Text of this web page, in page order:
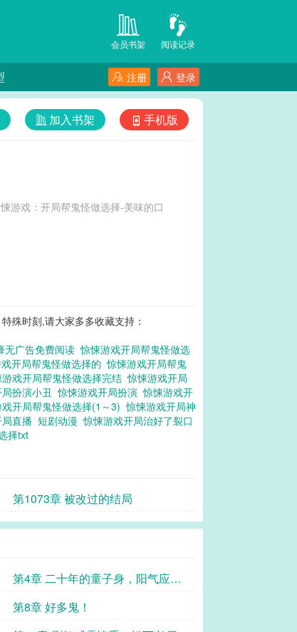
阅读记录
会员书架
登录
注册
手机版
加入书架
游戏：开局帮鬼怪做选择-美味的口
殊时刻,请大家多多收藏支持：
无广告免费阅读惊悚游戏开局帮鬼怪做选
开局帮鬼怪做选择的惊悚游戏开局帮鬼
游戏开局帮鬼怪做选择完结惊悚游戏开局
局扮演小丑惊悚游戏开局扮演惊悚游戏开
戏开局帮鬼怪做选择(1～3)惊悚游戏开局神
直播 短剧动漫惊悚游戏开局治好了裂口
择txt
第1073章 被改过的结局
第4章 二十年的童子身，阳气应该
还可以？
第8章 好多鬼！